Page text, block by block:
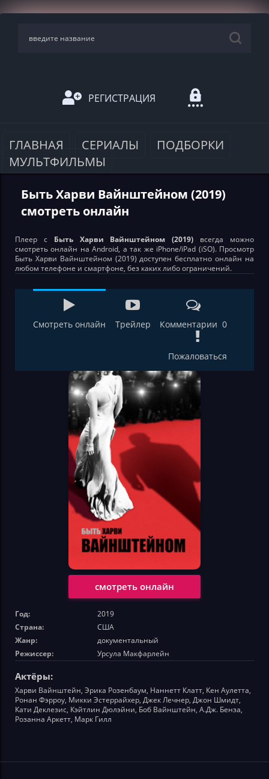
РЕГИСТРАЦИЯ
ГЛАВНАЯ СЕРИАЛЫ
ПОДБОРКИ
МУЛЬТФИЛЬМЫ
Быть Харви Вайнштейном (2019)
смотреть онлайн
Плеер с Быть Харви Вайнштейном (2019) всегда можно
смотреть онлайн на Android, а так же iPhone/iPad (iSO). Просмотр
Быть Харви Вайнштейном (2019) доступен бесплатно онлайн на
любом телефоне и смартфоне, без каких либо ограничений.
Смотреть онлайн Трейлер Комментарии 0
Пожаловаться
смотреть онлайн
Год:
2019
Страна:
США
Жанр:
документальный
Режиссер:
Урсула Макфарлейн
Актёры:
Харви Вайнштейн, Эрика Розенбаум, Наннетт Клатт, Кен Аулетта,
Ронан Фэрроу, Микки Эстеррайхер, Джек Лечнер, Джон Шмидт,
Кати Деклезис, Кэйтлин Дюлэйни, Боб Вайнштейн, А.Дж. Бенза,
Розанна Аркетт, Марк Гилл